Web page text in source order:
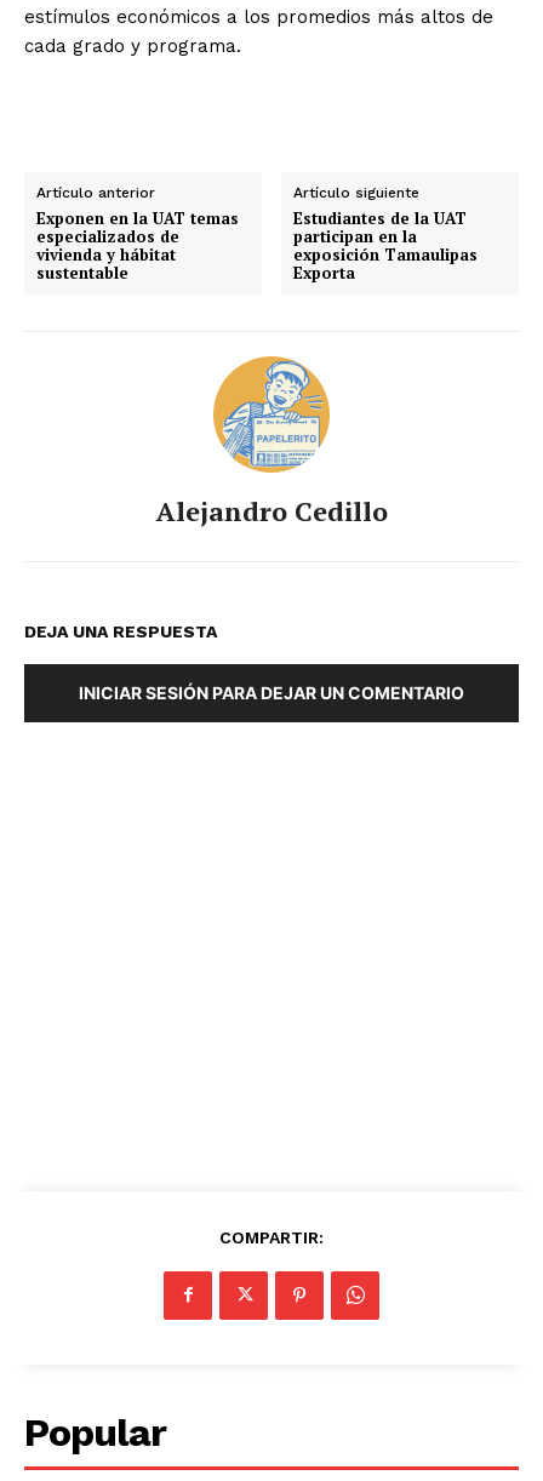
estímulos económicos a los promedios más altos de
cada grado y programa.
Artículo anterior
Exponen en la UAT temas
especializados de
vivienda y hábitat
sustentable
Artículo siguiente
Estudiantes de la UAT
participan en la
exposición Tamaulipas
Exporta
Alejandro Cedillo
DEJA UNA RESPUESTA
INICIAR SESIÓN PARA DEJAR UN COMENTARIO
COMPARTIR:
Popular